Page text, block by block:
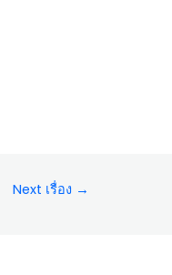
Next เรื่อง →